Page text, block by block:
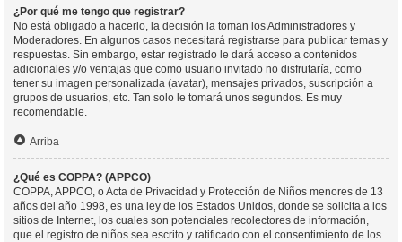
¿Por qué me tengo que registrar?
No está obligado a hacerlo, la decisión la toman los Administradores y
Moderadores. En algunos casos necesitará registrarse para publicar temas y
respuestas. Sin embargo, estar registrado le dará acceso a contenidos
adicionales y/o ventajas que como usuario invitado no disfrutaría, como
tener su imagen personalizada (avatar), mensajes privados, suscripción a
grupos de usuarios, etc. Tan solo le tomará unos segundos. Es muy
recomendable.
Arriba
¿Qué es COPPA? (APPCO)
COPPA, APPCO, o Acta de Privacidad y Protección de Niños menores de 13
años del año 1998, es una ley de los Estados Unidos, donde se solicita a los
sitios de Internet, los cuales son potenciales recolectores de información,
que el registro de niños sea escrito y ratificado con el consentimiento de los